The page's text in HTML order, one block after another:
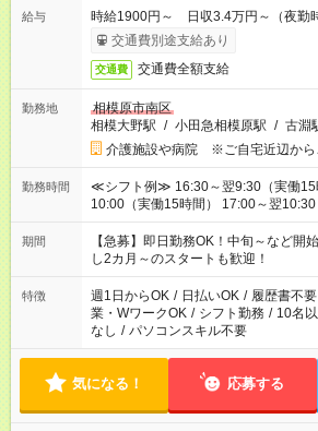
給与
時給1900円～ 日収3.4万円～（夜勤
交通費別途支給あり
交通費 交通費全額支給
勤務地
相模原市南区
相模大野駅 / 小田急相模原駅 / 古淵
介護施設や病院 ※ご自宅近辺から
勤務時間
≪シフト例≫ 16:30～翌9:30（実働15
10:00（実働15時間） 17:00～翌
期間
【急募】即日勤務OK！中旬～など
し2カ月～のスタートも歓迎！
特徴 週1日からOK / 日払いOK / 履歴書不要
業・WワークOK / シフト勤務 / 10名
なし / パソコンスキル不要
気になる！ 応募する